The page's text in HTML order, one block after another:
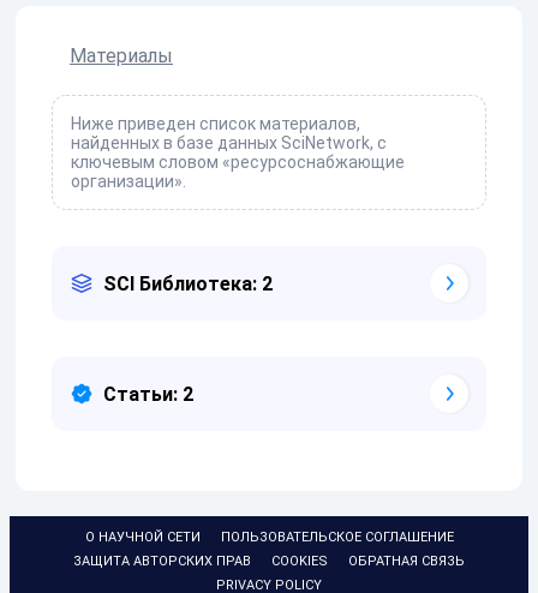
Материалы
Ниже приведен список материалов,
найденных в базе данных SciNetwork, с
ключевым словом «ресурсоснабжающие
организации».
SCI Библиотека: 2
Статьи: 2
О НАУЧНОЙ СЕТИ
ПОЛЬЗОВАТЕЛЬСКОЕ СОГЛАШЕНИЕ
ЗАЩИТА АВТОРСКИХ ПРАВ
COOKIES
ОБРАТНАЯ СВЯЗЬ
PRIVACY POLICY